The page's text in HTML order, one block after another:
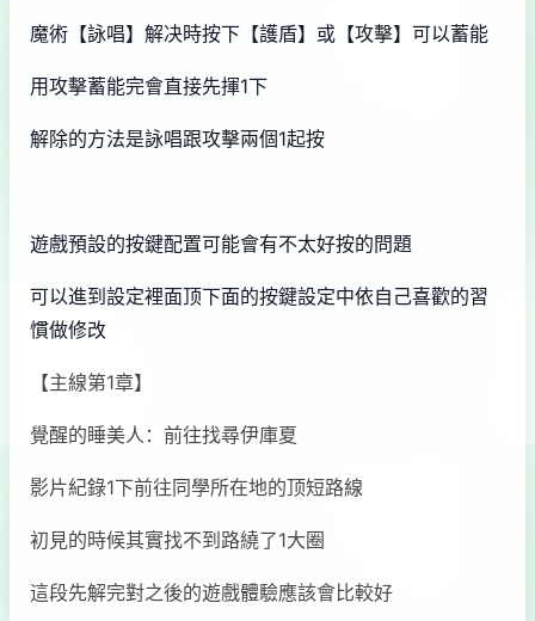
魔術【詠唱】解决時按下【護盾】或【攻擊】可以蓄能
用攻擊蓄能完會直接先揮1下
解除的方法是詠唱跟攻擊兩個1起按
遊戲預設的按鍵配置可能會有不太好按的問題
可以進到設定裡面顶下面的按鍵設定中依自己喜歡的習
慣做修改
【主線第1章】
覺醒的睡美人：前往找尋伊庫夏
影片紀錄1下前往同學所在地的顶短路線
初見的時候其實找不到路繞了1大圈
這段先解完對之後的遊戲體驗應該會比較好